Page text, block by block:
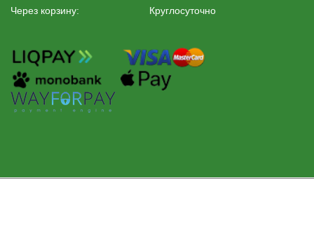
Через корзину:
Круглосуточно